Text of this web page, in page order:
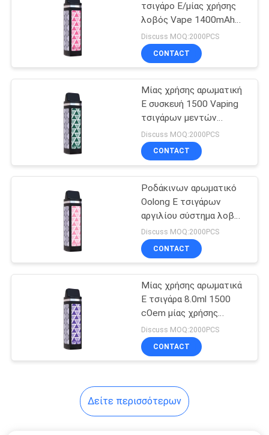
τσιγάρο Ε/μίας χρήσης
λοβός Vape 1400mAh
8.0mL
Discuss MOQ:2000PCS
CONTACT
Μίας χρήσης αρωματική
Ε συσκευή 1500 Vaping
τσιγάρων μεντών
μπαταρία ριπών
1200mAh
Discuss MOQ:2000PCS
CONTACT
Ροδάκινων αρωματικό
Oolong Ε τσιγάρων
αργιλίου σύστημα λοβών
σωλήνων μίας χρήσης
φορητό
Discuss MOQ:2000PCS
CONTACT
Μίας χρήσης αρωματικά
Ε τσιγάρα 8.0ml 1500
cOem μίας χρήσης
συσκευή Vape ριπών
Discuss MOQ:2000PCS
CONTACT
Δείτε περισσότερων